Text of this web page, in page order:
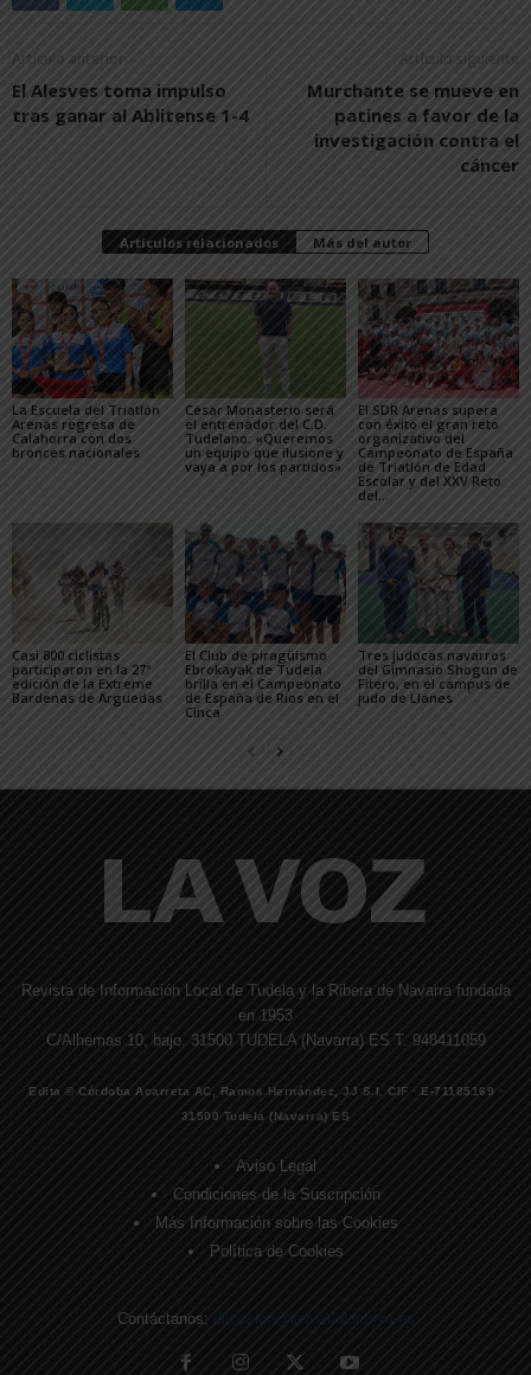
Artículo anterior
El Alesves toma impulso
tras ganar al Ablitense 1-4
Artículo siguiente
Murchante se mueve en
patines a favor de la
investigación contra el
cáncer
Artículos relacionados Más del autor
La Escuela del Triatlón
Arenas regresa de
Calahorra con dos
bronces nacionales
César Monasterio será
el entrenador del C.D.
Tudelano: «Queremos
un equipo que ilusione y
vaya a por los partidos»
El SDR Arenas supera
con éxito el gran reto
organizativo del
Campeonato de España
de Triatlón de Edad
Escolar y del XXV Reto
del...
Casi 800 ciclistas
participaron en la 27ª
edición de la Extreme
Bardenas de Arguedas
El Club de piragüismo
Ebrokayak de Tudela
brilla en el Campeonato
de España de Ríos en el
Cinca
Tres judocas navarros
del Gimnasio Shogun de
Fitero, en el campus de
judo de Llanes
Revista de Información Local de Tudela y la Ribera de Navarra fundada
en 1953
C/Alhemas 10, bajo. 31500 TUDELA (Navarra) ES T. 948411059
Edita © Córdoba Acarreta AC, Ramos Hernández, JJ S.I. CIF · E-71185169 ·
31500 Tudela (Navarra) ES
Aviso Legal
Condiciones de la Suscripción
Más Información sobre las Cookies
Política de Cookies
Contáctanos: direccion@lavozdelaribera.es